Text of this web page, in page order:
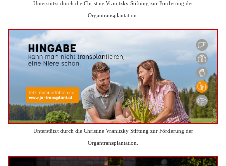
Unterstützt durch die Christine Vranitzky Stiftung zur Förderung der
Organtransplantation.
Unterstützt durch die Christine Vranitzky Stiftung zur Förderung der
Organtransplantation.